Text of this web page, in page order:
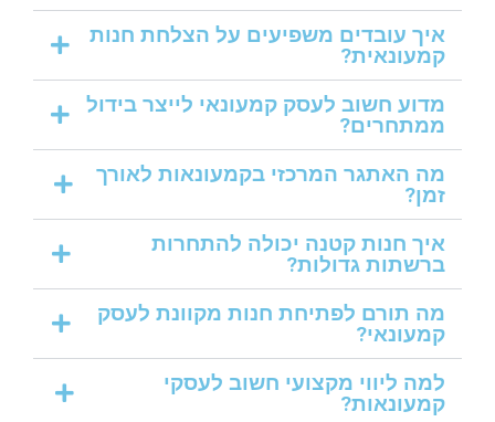
איך עובדים משפיעים על הצלחת חנות
קמעונאית?
מדוע חשוב לעסק קמעונאי לייצר בידול
ממתחרים?
מה האתגר המרכזי בקמעונאות לאורך
זמן?
איך חנות קטנה יכולה להתחרות
ברשתות גדולות?
מה תורם לפתיחת חנות מקוונת לעסק
קמעונאי?
למה ליווי מקצועי חשוב לעסקי
קמעונאות?